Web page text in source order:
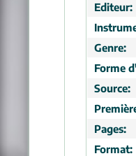
Editeur:
Genre:
Forme
Source:
Pages:
Format: